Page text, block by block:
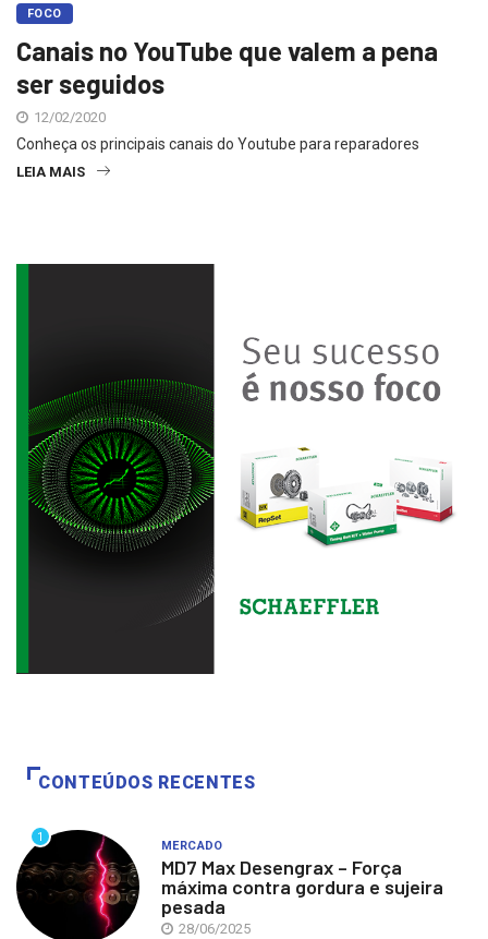
FOCO
Canais no YouTube que valem a pena
ser seguidos
12/02/2020
Conheça os principais canais do Youtube para reparadores
LEIA MAIS
CONTEÚDOS RECENTES
1
MERCADO
MD7 Max Desengrax – Força
máxima contra gordura e sujeira
pesada
28/06/2025